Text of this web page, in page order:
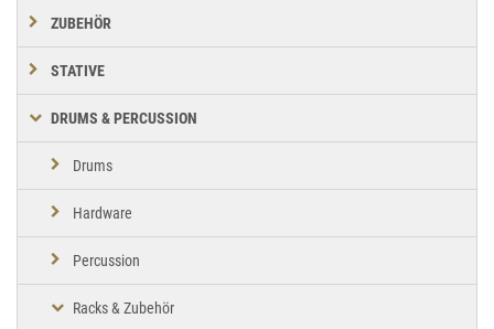
ZUBEHÖR
STATIVE
DRUMS & PERCUSSION
Drums
Hardware
Percussion
Racks & Zubehör